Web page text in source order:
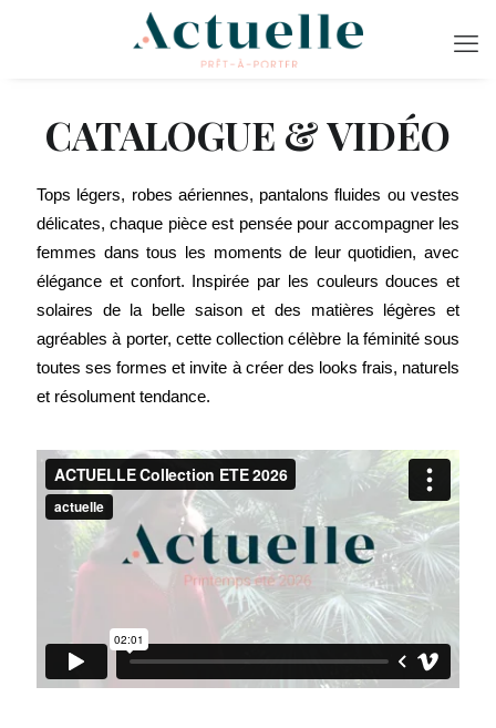
CATALOGUE & VIDÉO
Tops légers, robes aériennes, pantalons fluides ou vestes
délicates, chaque pièce est pensée pour accompagner les
femmes dans tous les moments de leur quotidien, avec
élégance et confort. Inspirée par les couleurs douces et
solaires de la belle saison et des matières légères et
agréables à porter, cette collection célèbre la féminité sous
toutes ses formes et invite à créer des looks frais, naturels
et résolument tendance.